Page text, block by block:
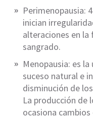
Perimenopausia:
inician
alteraciones en la
sangrado.
Menopausia: es
suceso natural e
disminución de
La producción de
ocasiona